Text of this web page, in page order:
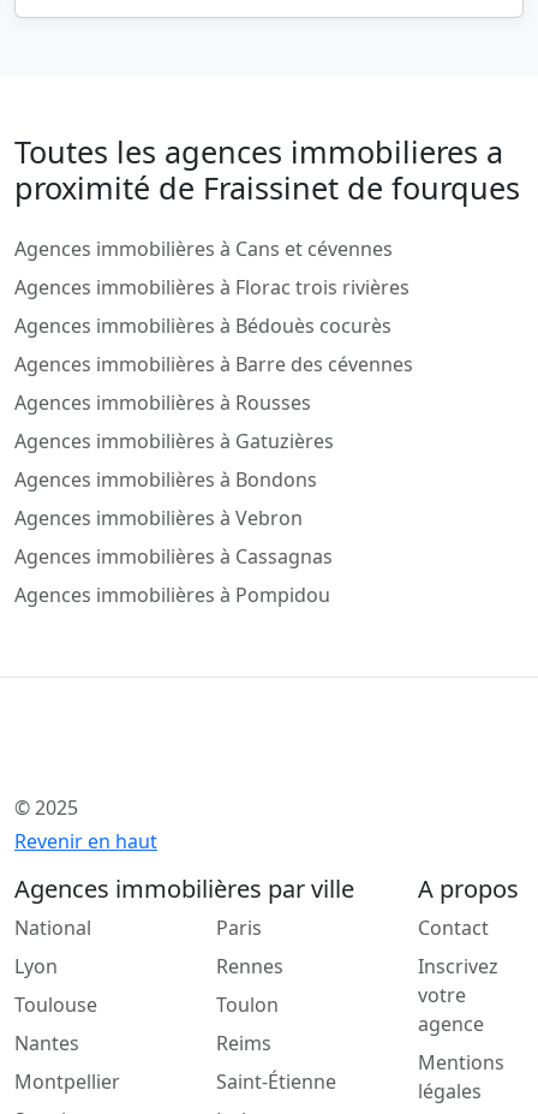
Toutes les agences immobilieres a
proximité de Fraissinet de fourques
Agences immobilières à Cans et cévennes
Agences immobilières à Florac trois rivières
Agences immobilières à Bédouès cocurès
Agences immobilières à Barre des cévennes
Agences immobilières à Rousses
Agences immobilières à Gatuzières
Agences immobilières à Bondons
Agences immobilières à Vebron
Agences immobilières à Cassagnas
Agences immobilières à Pompidou
© 2025
Revenir en haut
Agences immobilières par ville
National
Lyon
Toulouse
Nantes
Montpellier
Paris
Rennes
Toulon
Reims
Saint-Étienne
A propos
Contact
Inscrivez
votre
agence
Mentions
légales